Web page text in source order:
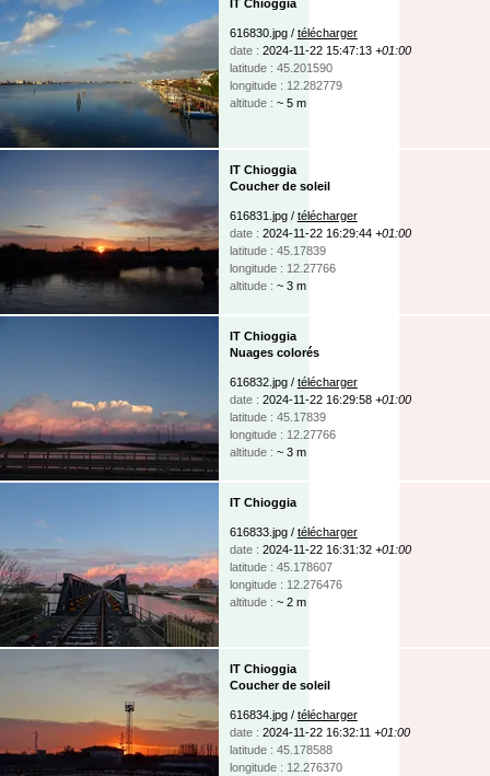
IT Chioggia
616830.jpg / télécharger
date : 2024-11-22 15:47:13 +01:00
latitude : 45.201590
longitude : 12.282779
altitude : ~ 5 m
IT Chioggia
Coucher de soleil
616831.jpg / télécharger
date : 2024-11-22 16:29:44 +01:00
latitude : 45.17839
longitude : 12.27766
altitude : ~ 3 m
IT Chioggia
Nuages colorés
616832.jpg / télécharger
date : 2024-11-22 16:29:58 +01:00
latitude : 45.17839
longitude : 12.27766
altitude : ~ 3 m
IT Chioggia
616833.jpg / télécharger
date : 2024-11-22 16:31:32 +01:00
latitude : 45.178607
longitude : 12.276476
altitude : ~ 2 m
IT Chioggia
Coucher de soleil
616834.jpg / télécharger
date : 2024-11-22 16:32:11 +01:00
latitude : 45.178588
longitude : 12.276370